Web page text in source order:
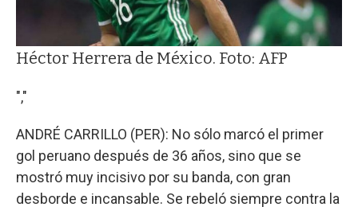
Héctor Herrera de México. Foto: AFP
","
ANDRÉ CARRILLO (PER): No sólo marcó el primer
gol peruano después de 36 años, sino que se
mostró muy incisivo por su banda, con gran
desborde e incansable. Se rebeló siempre contra la